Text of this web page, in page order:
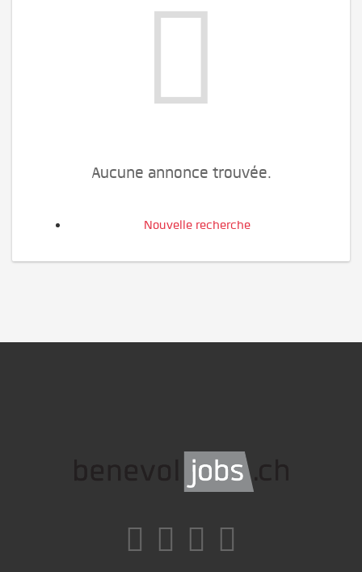
Aucune annonce trouvée.
Nouvelle recherche